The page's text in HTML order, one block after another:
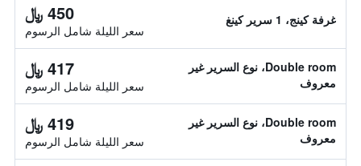
غرفة كينج، 1 سرير كينغ 450 ﷼
سعر الليلة شامل الرسوم
Double room، نوع السرير غير
معروف
417 ﷼
سعر الليلة شامل الرسوم
Double room، نوع السرير غير
معروف
419 ﷼
سعر الليلة شامل الرسوم